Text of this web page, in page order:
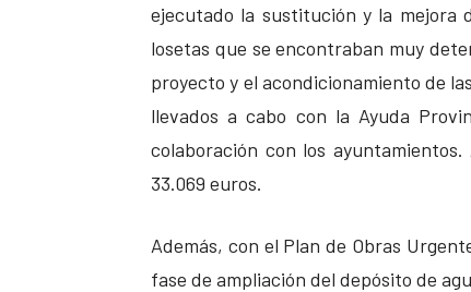
ejecutado la sustitución y la mejora
losetas que se encontraban muy
proyecto y el acondicionamiento de
llevados a cabo con la Ayuda
colaboración con los
33.069 euros.
Además, con el Plan de Obras
fase de ampliación del depósito de